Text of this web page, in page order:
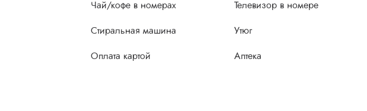
Чай/кофе в номерах Телевизор в номере
Стиральная машина Утюг
Оплата картой Аптека